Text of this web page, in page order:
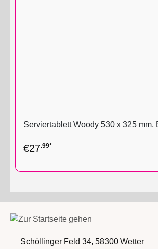
Serviertablett Woody 530 x 325 mm,
€27.99*
Schöllinger Feld 34, 58300 Wetter